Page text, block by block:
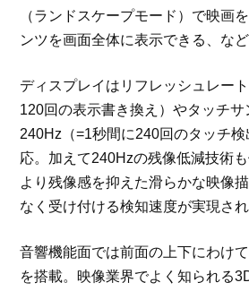
（ランドスケープモード）で映画
ンツを画面全体に表示できる、な
ディスプレイはリフレッシュレー
120回の表示書き換え）やタッチサ
240Hz（=1秒間に240回のタッチ
応。加えて240Hzの残像低減技術
より残像感を抑えた滑らかな映像
なく受け付ける検知速度が実現され
音響機能面では前面の上下にわけ
を搭載。映像業界でよく知られる